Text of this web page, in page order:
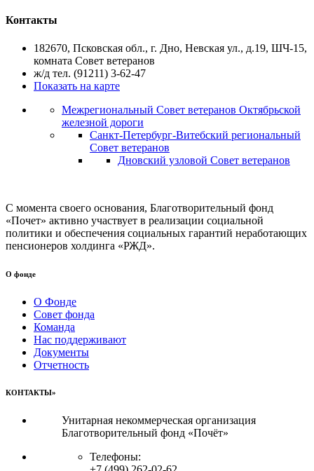
Контакты
182670, Псковская обл., г. Дно, Невская ул., д.19, ШЧ-15,
комната Совет ветеранов
ж/д тел. (91211) 3-62-47
Показать на карте
Межрегиональный Совет ветеранов Октябрьской
железной дороги
Санкт-Петербург-Витебский региональный
Совет ветеранов
Дновский узловой Совет ветеранов
С момента своего основания, Благотворительный фонд
«Почет» активно участвует в реализации социальной
политики и обеспечения социальных гарантий неработающих
пенсионеров холдинга «РЖД».
О фонде
О Фонде
Совет фонда
Команда
Нас поддерживают
Документы
Отчетность
КОНТАКТЫ»
Унитарная некоммерческая организация
Благотворительный фонд «Почёт»
Телефоны: